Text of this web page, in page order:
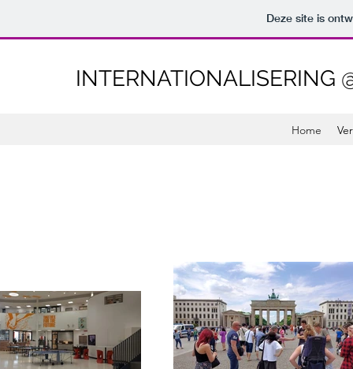
Deze site is
Home
INTERNATIONALISERING